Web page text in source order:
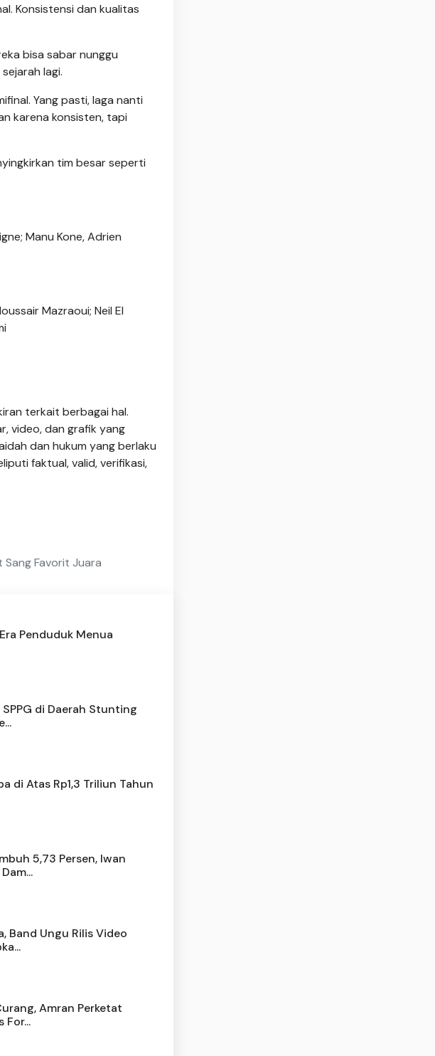
Konsistensi dan kualitas
bisa sabar nunggu
lagi.
Yang pasti, laga nanti
karena konsisten, tapi
tim besar seperti
Manu Kone, Adrien
Mazraoui; Neil El
terkait berbagai hal.
video, dan grafik yang
dan hukum yang berlaku
faktual, valid, verifikasi,
Sang Favorit Juara
Penduduk Menua
SPPG di Daerah Stunting
di Atas Rp1,3 Triliun Tahun
5,73 Persen, Iwan
Band Ungu Rilis Video
Amran Perketat
For...